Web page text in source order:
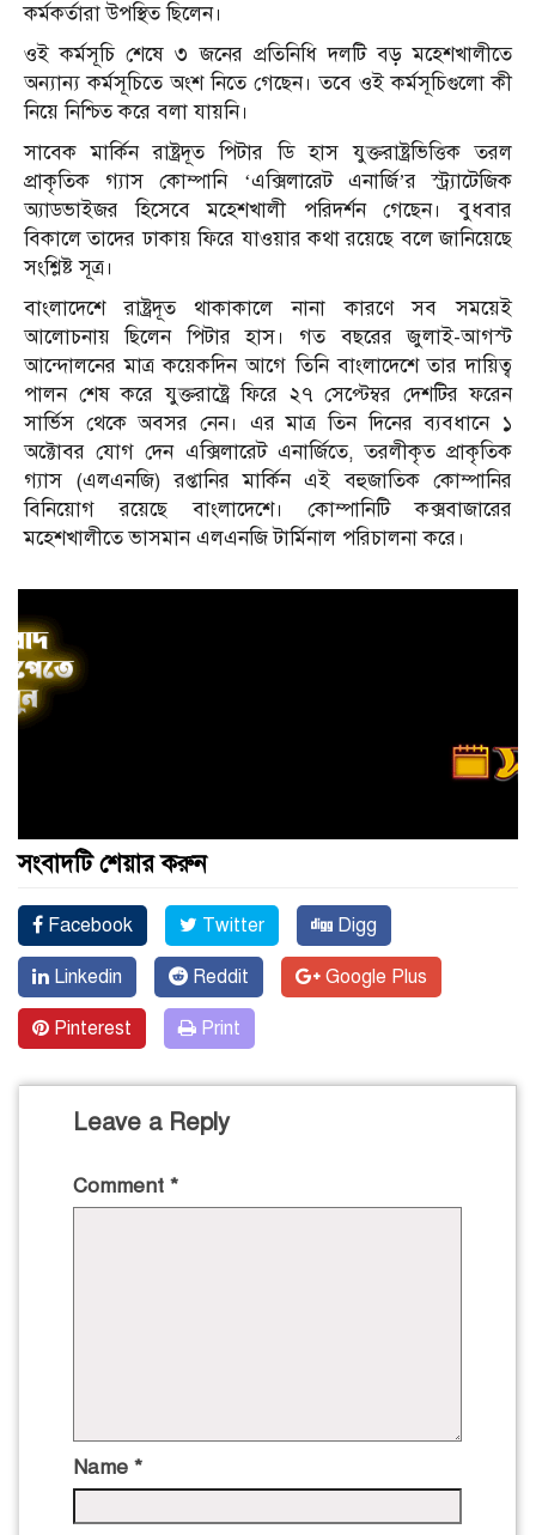
কর্মকর্তারা উপস্থিত ছিলেন।
ওই কর্মসূচি শেষে ৩ জনের প্রতিনিধি দলটি বড় মহেশখালীতে
অন্যান্য কর্মসূচিতে অংশ নিতে গেছেন। তবে ওই কর্মসূচিগুলো কী
নিয়ে নিশ্চিত করে বলা যায়নি।
সাবেক মার্কিন রাষ্ট্রদূত পিটার ডি হাস যুক্তরাষ্ট্রভিত্তিক তরল
প্রাকৃতিক গ্যাস কোম্পানি ‘এক্সিলারেট এনার্জি’র স্ট্র্যাটেজিক
অ্যাডভাইজর হিসেবে মহেশখালী পরিদর্শন গেছেন। বুধবার
বিকালে তাদের ঢাকায় ফিরে যাওয়ার কথা রয়েছে বলে জানিয়েছে
সংশ্লিষ্ট সূত্র।
বাংলাদেশে রাষ্ট্রদূত থাকাকালে নানা কারণে সব সময়েই
আলোচনায় ছিলেন পিটার হাস। গত বছরের জুলাই-আগস্ট
আন্দোলনের মাত্র কয়েকদিন আগে তিনি বাংলাদেশে তার দায়িত্ব
পালন শেষ করে যুক্তরাষ্ট্রে ফিরে ২৭ সেপ্টেম্বর দেশটির ফরেন
সার্ভিস থেকে অবসর নেন। এর মাত্র তিন দিনের ব্যবধানে ১
অক্টোবর যোগ দেন এক্সিলারেট এনার্জিতে, তরলীকৃত প্রাকৃতিক
গ্যাস (এলএনজি) রপ্তানির মার্কিন এই বহুজাতিক কোম্পানির
বিনিয়োগ রয়েছে বাংলাদেশে। কোম্পানিটি কক্সবাজারের
মহেশখালীতে ভাসমান এলএনজি টার্মিনাল পরিচালনা করে।
সংবাদটি শেয়ার করুন
Facebook Twitter Digg
Linkedin Reddit Google Plus
Pinterest Print
Leave a Reply
Comment *
Name *